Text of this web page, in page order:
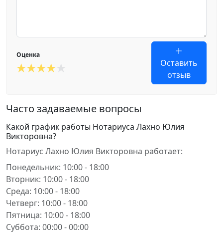
Оценка
Оставить
отзыв
Часто задаваемые вопросы
Какой график работы Нотариуса Лахно Юлия
Викторовна?
Нотариус Лахно Юлия Викторовна работает:
Понедельник: 10:00 - 18:00
Вторник: 10:00 - 18:00
Среда: 10:00 - 18:00
Четверг: 10:00 - 18:00
Пятница: 10:00 - 18:00
Суббота: 00:00 - 00:00